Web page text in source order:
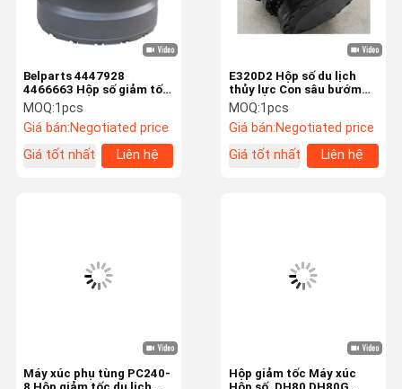
Belparts 4447928
4466663 Hộp số giảm tốc
cuối cùng / Hộp số giảm
tốc du lịch ZX160 ZX160-
3
MOQ:1pcs
Giá bán:Negotiated price
Giá tốt nhất
Liên hệ
E320D2 Hộp số du lịch
thủy lực Con sâu bướm
320D E320D 2159982
2095992 cho máy xúc
MOQ:1pcs
Giá bán:Negotiated price
Giá tốt nhất
Liên hệ
Máy xúc phụ tùng PC240-
Hộp giảm tốc Máy xúc